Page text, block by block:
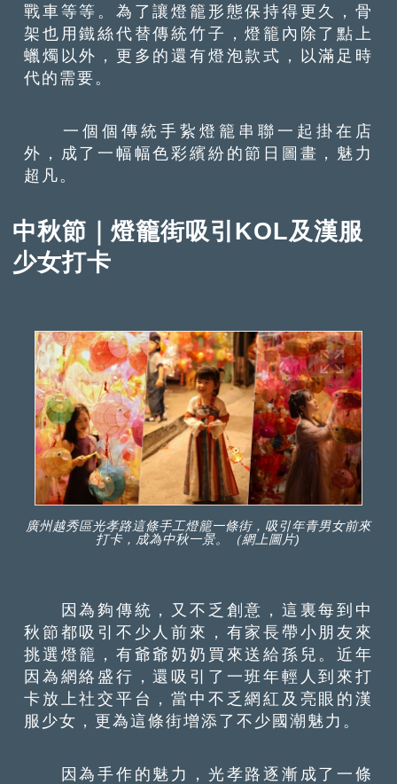
戰車等等。為了讓燈籠形態保持得更久，骨
架也用鐵絲代替傳統竹子，燈籠內除了點上
蠟燭以外，更多的還有燈泡款式，以滿足時
代的需要。
一個個傳統手紥燈籠串聯一起掛在店
外，成了一幅幅色彩繽紛的節日圖畫，魅力
超凡。
中秋節｜燈籠街吸引KOL及漢服
少女打卡
廣州越秀區光孝路這條手工燈籠一條街，吸引年青男女前來
打卡，成為中秋一景。（網上圖片)
因為夠傳統，又不乏創意，這裏每到中
秋節都吸引不少人前來，有家長帶小朋友來
挑選燈籠，有爺爺奶奶買來送給孫兒。近年
因為網絡盛行，還吸引了一班年輕人到來打
卡放上社交平台，當中不乏網紅及亮眼的漢
服少女，更為這條街增添了不少國潮魅力。
因為手作的魅力，光孝路逐漸成了一條